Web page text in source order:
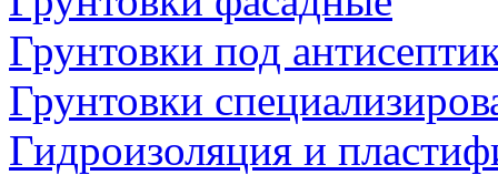
Грунтовки под
Грунтовки
Гидроизоляция и